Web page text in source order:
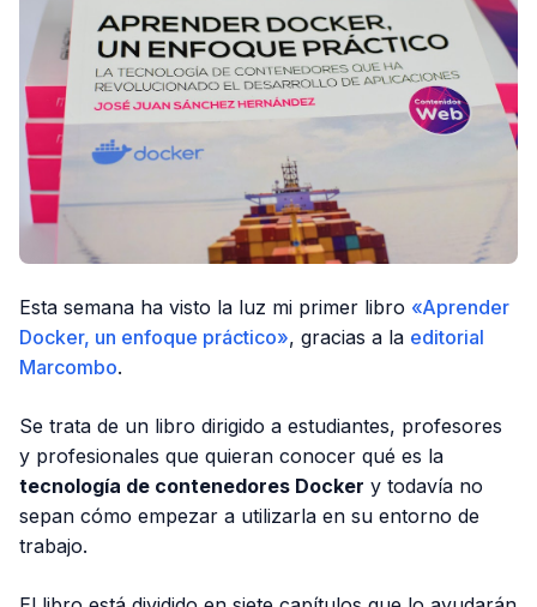
Esta semana ha visto la luz mi primer libro «Aprender
Docker, un enfoque práctico», gracias a la editorial
Marcombo.
Se trata de un libro dirigido a estudiantes, profesores
y profesionales que quieran conocer qué es la
tecnología de contenedores Docker y todavía no
sepan cómo empezar a utilizarla en su entorno de
trabajo.